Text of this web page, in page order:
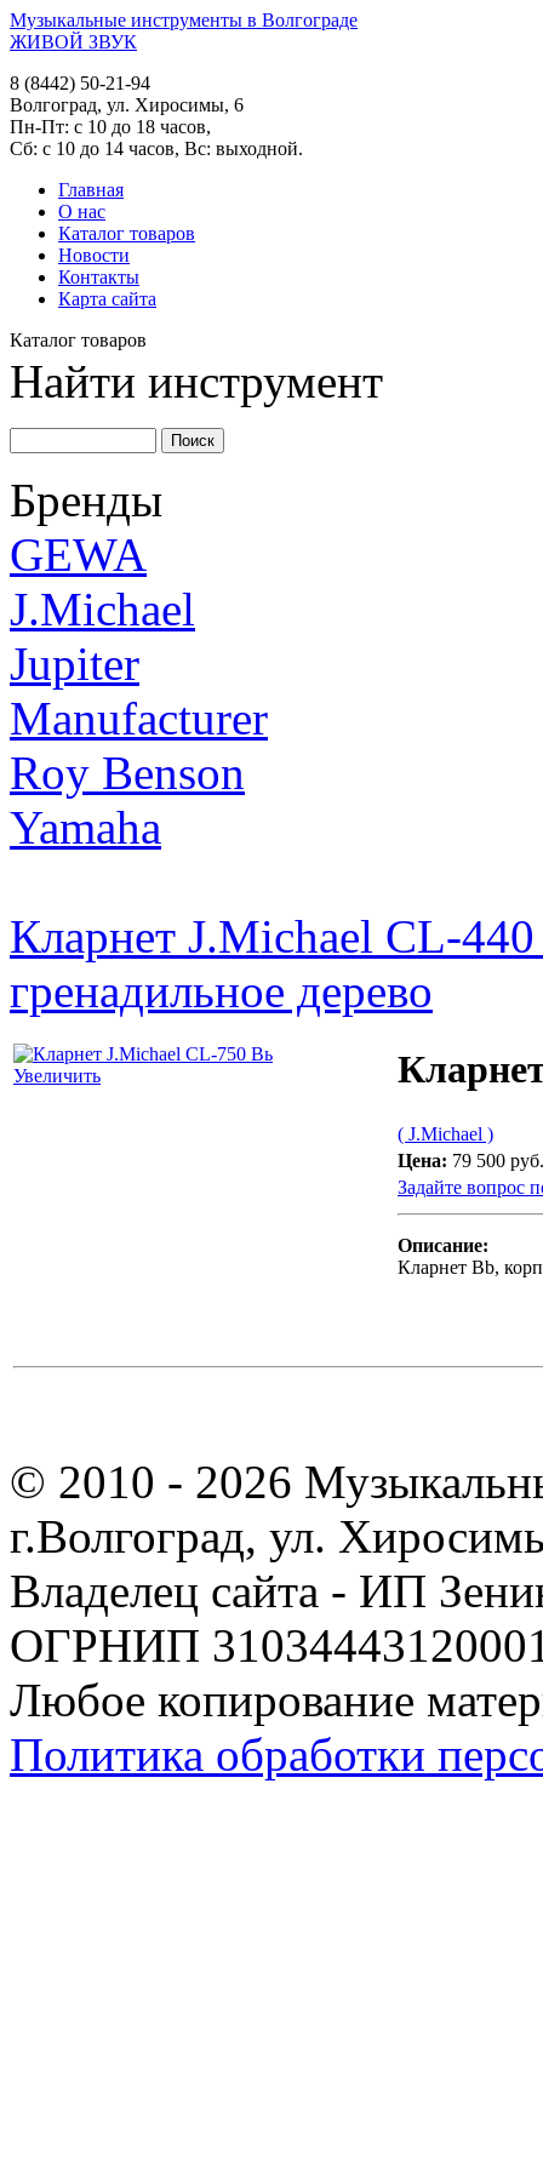
Музыкальные инструменты в Волгограде
ЖИВОЙ ЗВУК
8 (8442) 50-21-94
Волгоград, ул. Хиросимы, 6
Пн-Пт: с 10 до 18 часов,
Сб: с 10 до 14 часов, Вс: выходной.
Главная
О нас
Каталог товаров
Новости
Контакты
Карта сайта
Каталог товаров
Найти инструмент
Бренды
GEWA
J.Michael
Jupiter
Manufacturer
Roy Benson
Yamaha
Кларнет J.Michael CL-
гренадильное дерево
Увеличить
( J.Michael )
Цена: 79 500 руб.
Задайте вопрос
Описание:
Кларнет Bb,
© 2010 - 2026
г.Волгоград, ул.
Владелец сайта - ИП
ОГРНИП
Любое копирование
Политика обработки